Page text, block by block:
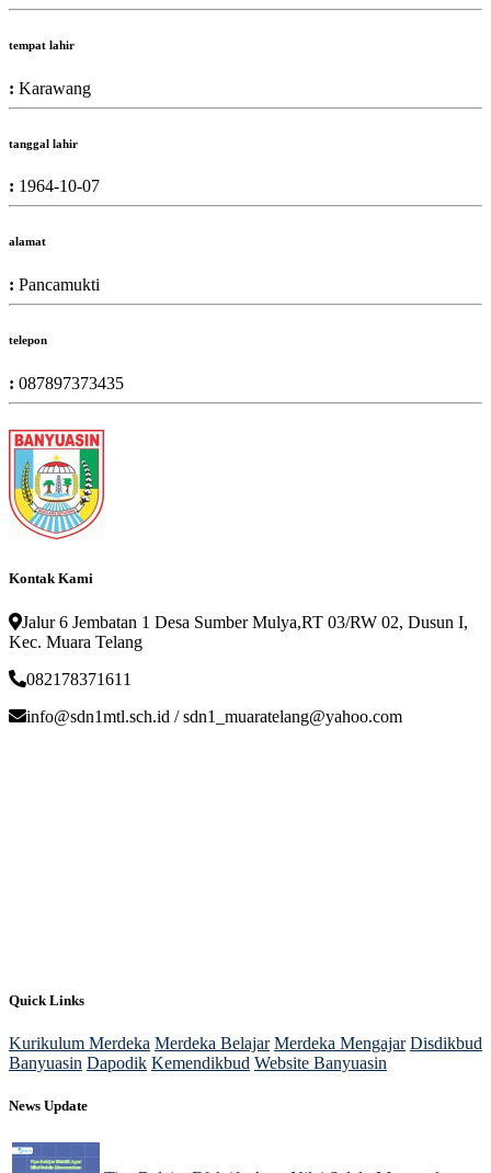
tempat lahir
: Karawang
tanggal lahir
: 1964-10-07
alamat
: Pancamukti
telepon
: 087897373435
Kontak Kami
Jalur 6 Jembatan 1 Desa Sumber Mulya,RT 03/RW 02, Dusun I,
Kec. Muara Telang
082178371611
info@sdn1mtl.sch.id / sdn1_muaratelang@yahoo.com
Quick Links
Kurikulum Merdeka Merdeka Belajar Merdeka Mengajar Disdikbud
Banyuasin Dapodik Kemendikbud Website Banyuasin
News Update